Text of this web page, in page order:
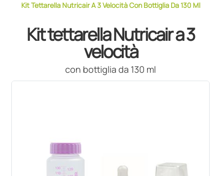
Kit Tettarella Nutricair A 3 Velocità Con Bottiglia Da 130 Ml
Kit tettarella Nutricair a 3
velocità
con bottiglia da 130 ml